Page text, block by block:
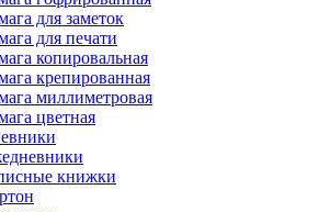
для заметок
для печати
копировальная
крепированная
миллиметровая
цветная
книжки